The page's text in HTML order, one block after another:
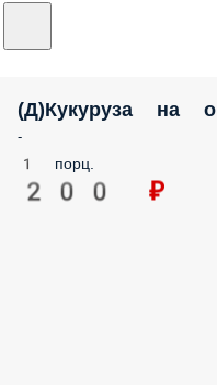
(Д)Кукуруза
-
1 порц.
200 ₽